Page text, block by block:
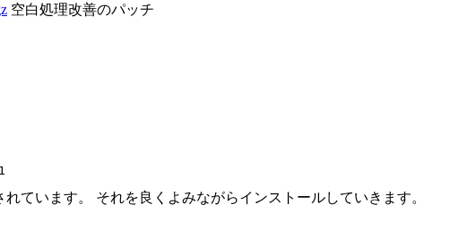
空白処理改善のパッチ
ています。 それを良くよみながらインストールしていきます。